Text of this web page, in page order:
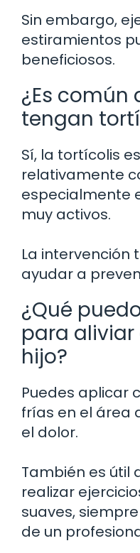
Sin embargo,
estiramientos
beneficiosos.
¿Es común
tengan
Sí, la tortícolis
relativamente
especialmente
muy activos.
La
ayudar a
¿Qué
para aliviar
hijo?
Puedes aplicar
frías en el área
el dolor.
También es útil
realizar
suaves,
de un